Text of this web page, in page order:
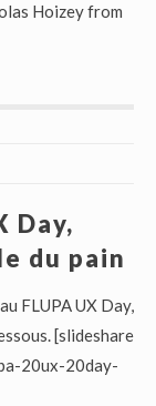
Hoizey from
Day,
du pain
FLUPA UX Day,
[slideshare
20ux-20day-